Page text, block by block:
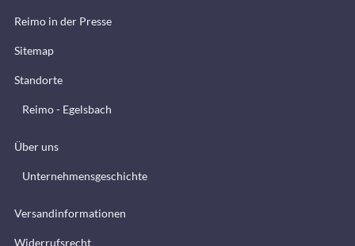
Reimo in der Presse
Sitemap
Standorte
Reimo - Egelsbach
Über uns
Unternehmensgeschichte
Versandinformationen
Widerrufsrecht